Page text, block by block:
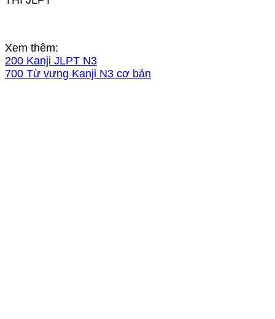
Xem thêm:
200 Kanji JLPT N3
700 Từ vựng Kanji N3 cơ bản